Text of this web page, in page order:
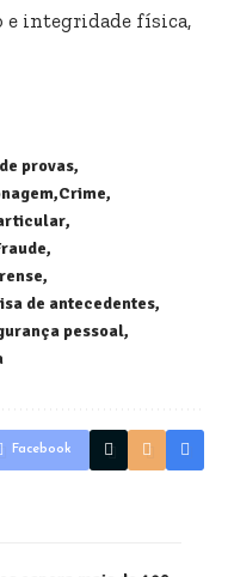
e integridade física,
provas
Crime
de antecedentes
pessoal
Facebook